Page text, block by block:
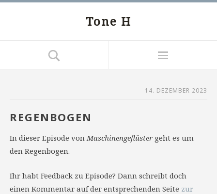
Tone H
14. DEZEMBER 2023
REGENBOGEN
In dieser Episode vonMaschinengeflüster geht es um
den Regenbogen.
Ihr habt Feedback zu Episode? Dann schreibt doch
einen Kommentar auf der entsprechenden Seite zur